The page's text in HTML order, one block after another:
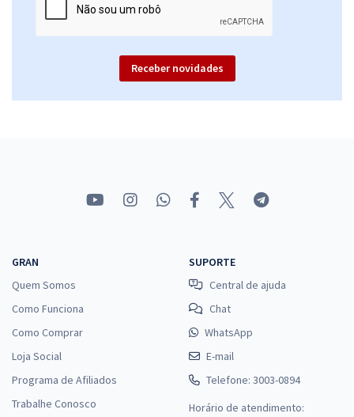
Receber novidades
GRAN
Quem Somos
Como Funciona
Como Comprar
Loja Social
Programa de Afiliados
Trabalhe Conosco
SUPORTE
Central de ajuda
Chat
WhatsApp
E-mail
Telefone: 3003-0894
Horário de atendimento: